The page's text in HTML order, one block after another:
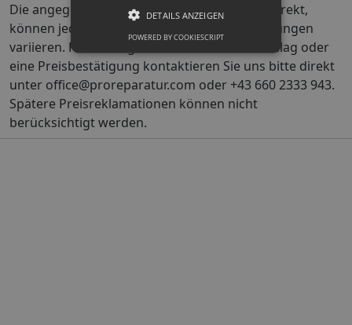
Die angegebenen Preise sind in der Regel korrekt,
können jedoch aufgrund von Marktschwankungen
variieren. Für einen genauen Kostenvoranschlag oder
eine Preisbestätigung kontaktieren Sie uns bitte direkt
unter office@proreparatur.com oder +43 660 2333 943.
Spätere Preisreklamationen können nicht
berücksichtigt werden.
DETAILS ANZEIGEN
POWERED BY COOKIESCRIPT